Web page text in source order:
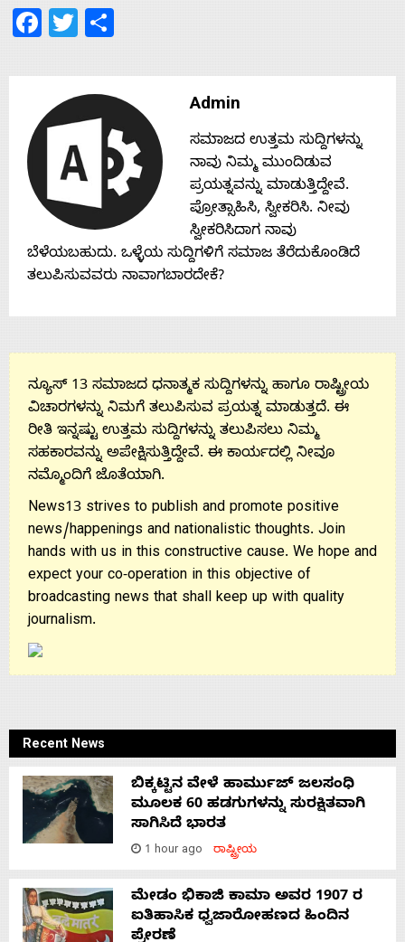
With
s
Contact
Us
Facebook
Twitter
Admin
ಸಮಾಜದ ಉತ್ತಮ ಸುದ್ದಿಗಳನ್ನು
ನಾವು ನಿಮ್ಮ ಮುಂದಿಡುವ
ಪ್ರಯತ್ನವನ್ನು ಮಾಡುತ್ತಿದ್ದೇವೆ.
ಪ್ರೋತ್ಸಾಹಿಸಿ, ಸ್ವೀಕರಿಸಿ. ನೀವು
ಸ್ವೀಕರಿಸಿದಾಗ ನಾವು
ಬೆಳೆಯಬಹುದು. ಒಳ್ಳೆಯ ಸುದ್ದಿಗಳಿಗೆ ಸಮಾಜ ತೆರೆದುಕೊಂಡಿದೆ
ತಲುಪಿಸುವವರು ನಾವಾಗಬಾರದೇಕೆ?
ನ್ಯೂಸ್ 13 ಸಮಾಜದ ಧನಾತ್ಮಕ ಸುದ್ದಿಗಳನ್ನು ಹಾಗೂ ರಾಷ್ಟ್ರೀಯ
ವಿಚಾರಗಳನ್ನು ನಿಮಗೆ ತಲುಪಿಸುವ ಪ್ರಯತ್ನ ಮಾಡುತ್ತದೆ. ಈ
ರೀತಿ ಇನ್ನಷ್ಟು ಉತ್ತಮ ಸುದ್ದಿಗಳನ್ನು ತಲುಪಿಸಲು ನಿಮ್ಮ
ಸಹಕಾರವನ್ನು ಅಪೇಕ್ಷಿಸುತ್ತಿದ್ದೇವೆ. ಈ ಕಾರ್ಯದಲ್ಲಿ ನೀವೂ
ನಮ್ಮೊಂದಿಗೆ ಜೊತೆಯಾಗಿ.
News13 strives to publish and promote positive
news/happenings and nationalistic thoughts. Join
hands with us in this constructive cause. We hope and
expect your co-operation in this objective of
broadcasting news that shall keep up with quality
journalism.
Recent News
ಬಿಕ್ಕಟ್ಟಿನ ವೇಳೆ ಹಾರ್ಮುಜ್ ಜಲಸಂಧಿ
ಮೂಲಕ 60 ಹಡಗುಗಳನ್ನು ಸುರಕ್ಷಿತವಾಗಿ
ಸಾಗಿಸಿದೆ ಭಾರತ
1 hour ago ರಾಷ್ಟ್ರೀಯ
ಮೇಡಂ ಭಿಕಾಜಿ ಕಾಮಾ ಅವರ 1907 ರ
ಐತಿಹಾಸಿಕ ಧ್ವಜಾರೋಹಣದ ಹಿಂದಿನ
ಪ್ರೇರಣೆ